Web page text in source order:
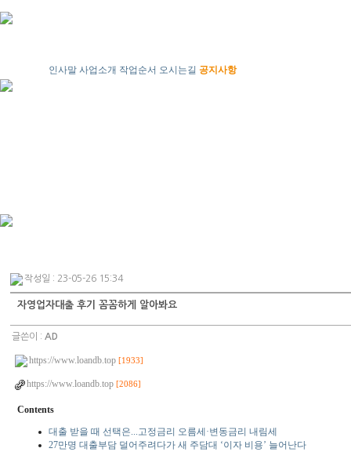
인사말 사업소개 작업순서 오시는길 공지사항
작성일 : 23-05-26 15:34
자영업자대출 후기 꼼꼼하게 알아봐요
글쓴이 :AD
https://www.loandb.top [1933]
https://www.loandb.top [2086]
Contents
대출 받을 때 선택은...고정금리 오름세·변동금리 내림세
27만명 대출부담 덜어주려다가 새 주담대 ‘이자 비용’ 늘어난다